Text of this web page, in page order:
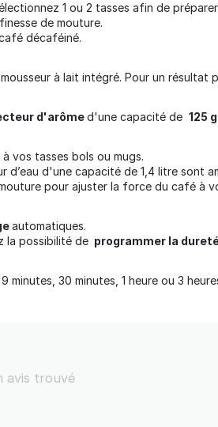
1 ou 2 tasses afin de préparer
de mouture.
décaféiné.
à lait intégré. Pour un
d'arômed'une capacité de 125
vos tasses bols ou mugs.
d'une capacité de 1,4 litre sont
pour ajuster la force du café à
automatiques.
la possibilité de programmer la dureté
30 minutes, 1 heure ou 3
avis trouvé